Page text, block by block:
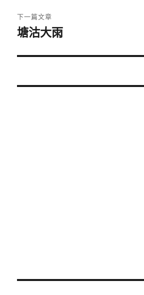
覽
文
章:
下一篇文章
下
篇
章:
塘沽大雨